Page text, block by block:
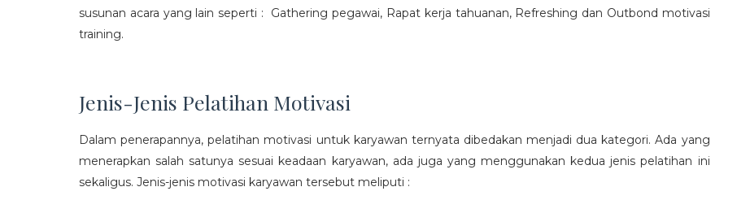
susunan acara yang lain seperti : Gathering pegawai, Rapat kerja tahuanan, Refreshing dan Outbond motivasi
training.
Jenis-Jenis Pelatihan Motivasi
Dalam penerapannya, pelatihan motivasi untuk karyawan ternyata dibedakan menjadi dua kategori. Ada yang
menerapkan salah satunya sesuai keadaan karyawan, ada juga yang menggunakan kedua jenis pelatihan ini
sekaligus. Jenis-jenis motivasi karyawan tersebut meliputi :